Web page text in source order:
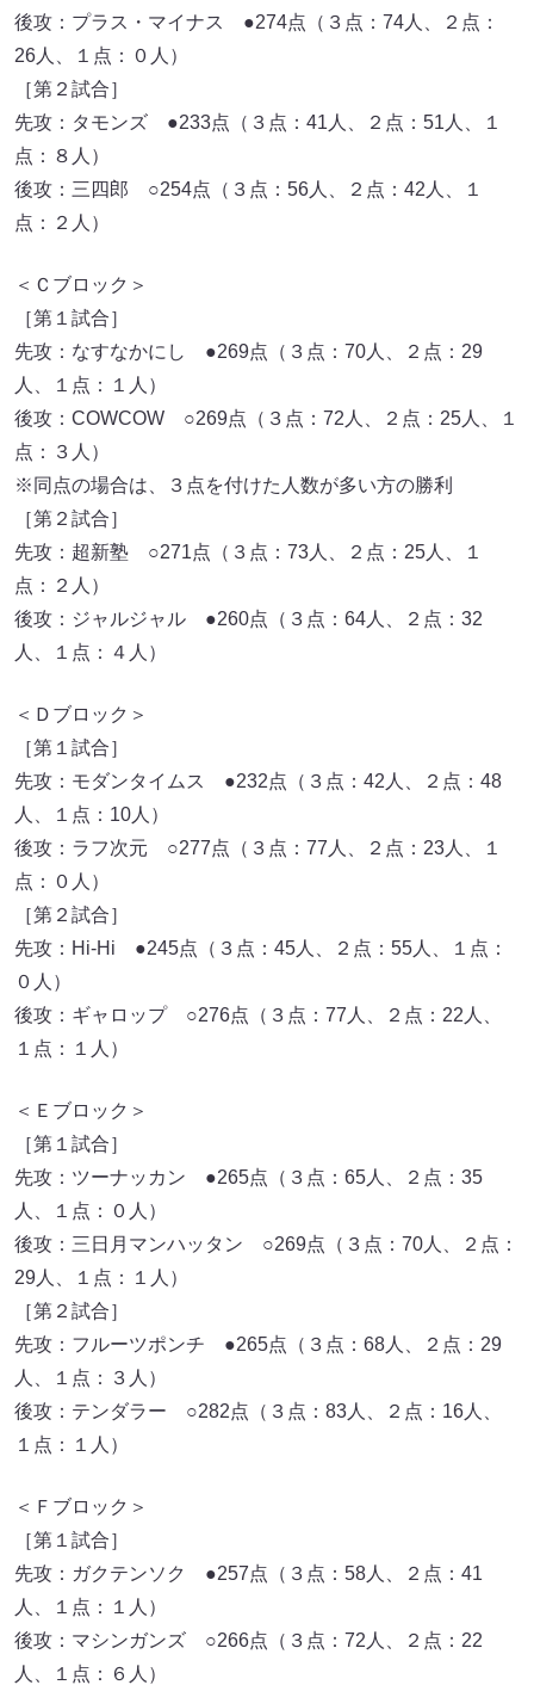
後攻：プラス・マイナス ●274点（３点：74人、２点：
26人、１点：０人）
［第２試合］
先攻：タモンズ ●233点（３点：41人、２点：51人、１
点：８人）
後攻：三四郎 ○254点（３点：56人、２点：42人、１
点：２人）
＜Ｃブロック＞
［第１試合］
先攻：なすなかにし ●269点（３点：70人、２点：29
人、１点：１人）
後攻：COWCOW ○269点（３点：72人、２点：25人、１
点：３人）
※同点の場合は、３点を付けた人数が多い方の勝利
［第２試合］
先攻：超新塾 ○271点（３点：73人、２点：25人、１
点：２人）
後攻：ジャルジャル ●260点（３点：64人、２点：32
人、１点：４人）
＜Ｄブロック＞
［第１試合］
先攻：モダンタイムス ●232点（３点：42人、２点：48
人、１点：10人）
後攻：ラフ次元 ○277点（３点：77人、２点：23人、１
点：０人）
［第２試合］
先攻：Hi-Hi ●245点（３点：45人、２点：55人、１点：
０人）
後攻：ギャロップ ○276点（３点：77人、２点：22人、
１点：１人）
＜Ｅブロック＞
［第１試合］
先攻：ツーナッカン ●265点（３点：65人、２点：35
人、１点：０人）
後攻：三日月マンハッタン ○269点（３点：70人、２点：
29人、１点：１人）
［第２試合］
先攻：フルーツポンチ ●265点（３点：68人、２点：29
人、１点：３人）
後攻：テンダラー ○282点（３点：83人、２点：16人、
１点：１人）
＜Ｆブロック＞
［第１試合］
先攻：ガクテンソク ●257点（３点：58人、２点：41
人、１点：１人）
後攻：マシンガンズ ○266点（３点：72人、２点：22
人、１点：６人）